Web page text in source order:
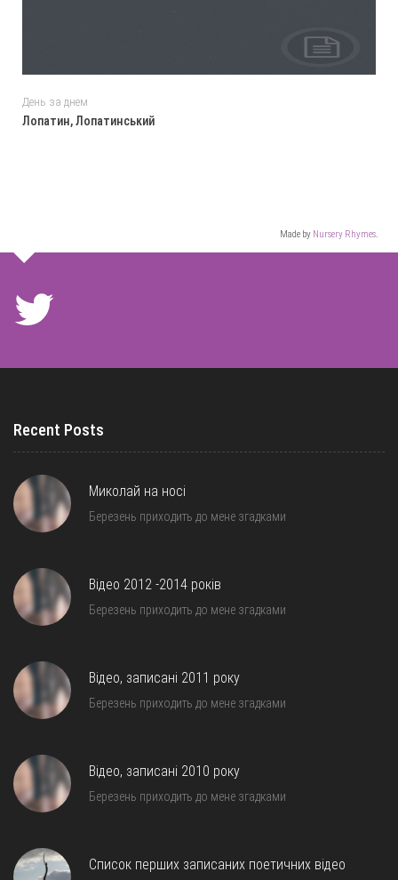
День за днем
Лопатин, Лопатинський
Made by Nursery Rhymes.
Recent Posts
Миколай на носі
Березень приходить до мене згадками
Відео 2012 -2014 років
Березень приходить до мене згадками
Відео, записані 2011 року
Березень приходить до мене згадками
Відео, записані 2010 року
Березень приходить до мене згадками
Список перших записаних поетичних відео